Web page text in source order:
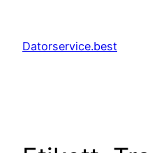
innehåll
Datorservice.best